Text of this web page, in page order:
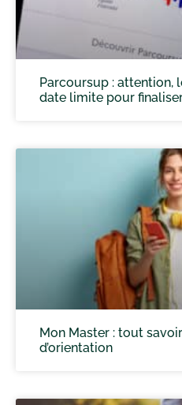
Parcoursup : attention,
date limite pour
Mon Master : tout
d’orientation